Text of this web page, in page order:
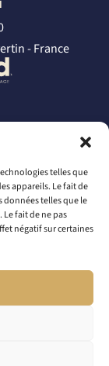
telles que
appareils. Le fait de
données telles que le
fait de ne pas
négatif sur certaines
- France